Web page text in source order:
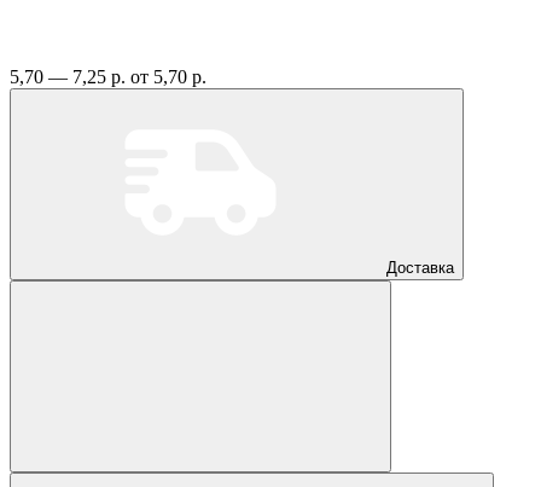
5,70 — 7,25 р. от 5,70 р.
Доставка